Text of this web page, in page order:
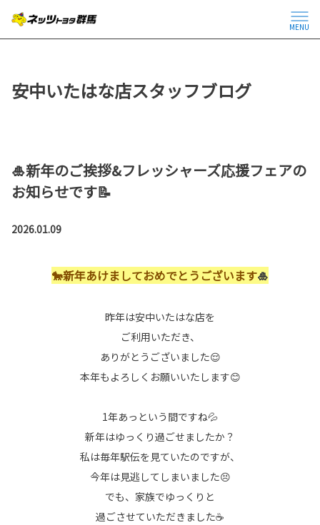
MENU
安中いたはな店スタッフブログ
🎍新年のご挨拶&フレッシャーズ応援フェアの
お知らせです📝
2026.01.09
🐎新年あけましておめでとうございます🎍
昨年は安中いたはな店を
ご利用いただき、
ありがとうございました😌
本年もよろしくお願いいたします😊
1年あっという間ですね💦
新年はゆっくり過ごせましたか？
私は毎年駅伝を見ていたのですが、
今年は見逃してしまいました😣
でも、家族でゆっくりと
過ごさせていただきました☕